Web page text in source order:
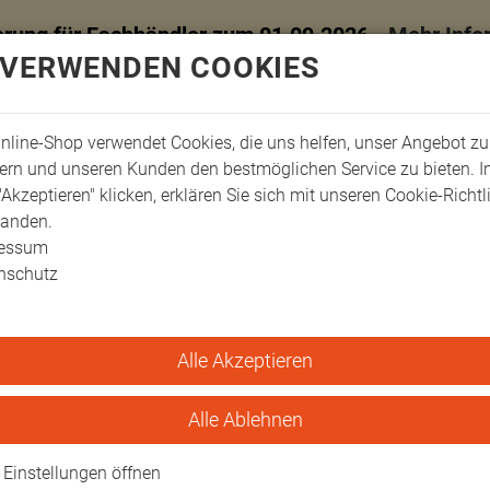
für Fachhändler zum 01.09.2026 -Mehr
Fingerschienen Böhler Fingerschiene für 2 Finger Kerbe
für 2 Finger Kerbe
COOKIES
Shop verwendet Cookies, die uns helfen, unser Angebot zu
und unseren Kunden den bestmöglichen Service zu bieten.
klicken, erklären Sie sich mit unseren Cookie-
Alle Akzeptieren
Alle Ablehnen
Einstellungen öffnen